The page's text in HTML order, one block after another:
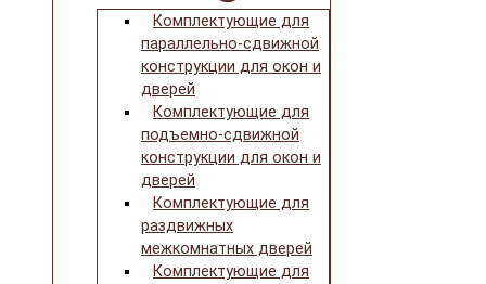
Комплектующие для
параллельно-сдвижной
конструкции для окон и
дверей
Комплектующие для
подъемно-сдвижной
конструкции для окон и
дверей
Комплектующие для
раздвижных
межкомнатных дверей
Комплектующие для